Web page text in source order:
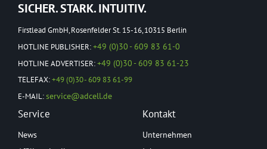
SICHER. STARK. INTUITIV.
Firstlead GmbH, Rosenfelder St. 15-16, 10315 Berlin
HOTLINE PUBLISHER:+49 (0)30 - 609 83 61-0
HOTLINE ADVERTISER:+49 (0)30 - 609 83 61-23
TELEFAX:+49 (0)30 - 609 83 61-99
E-MAIL:service@adcell.de
Service
News
Kontakt
Unternehmen